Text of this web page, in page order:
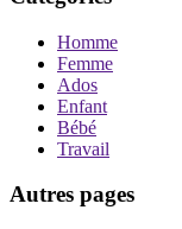
Homme
Femme
Ados
Enfant
Bébé
Travail
Autres pages